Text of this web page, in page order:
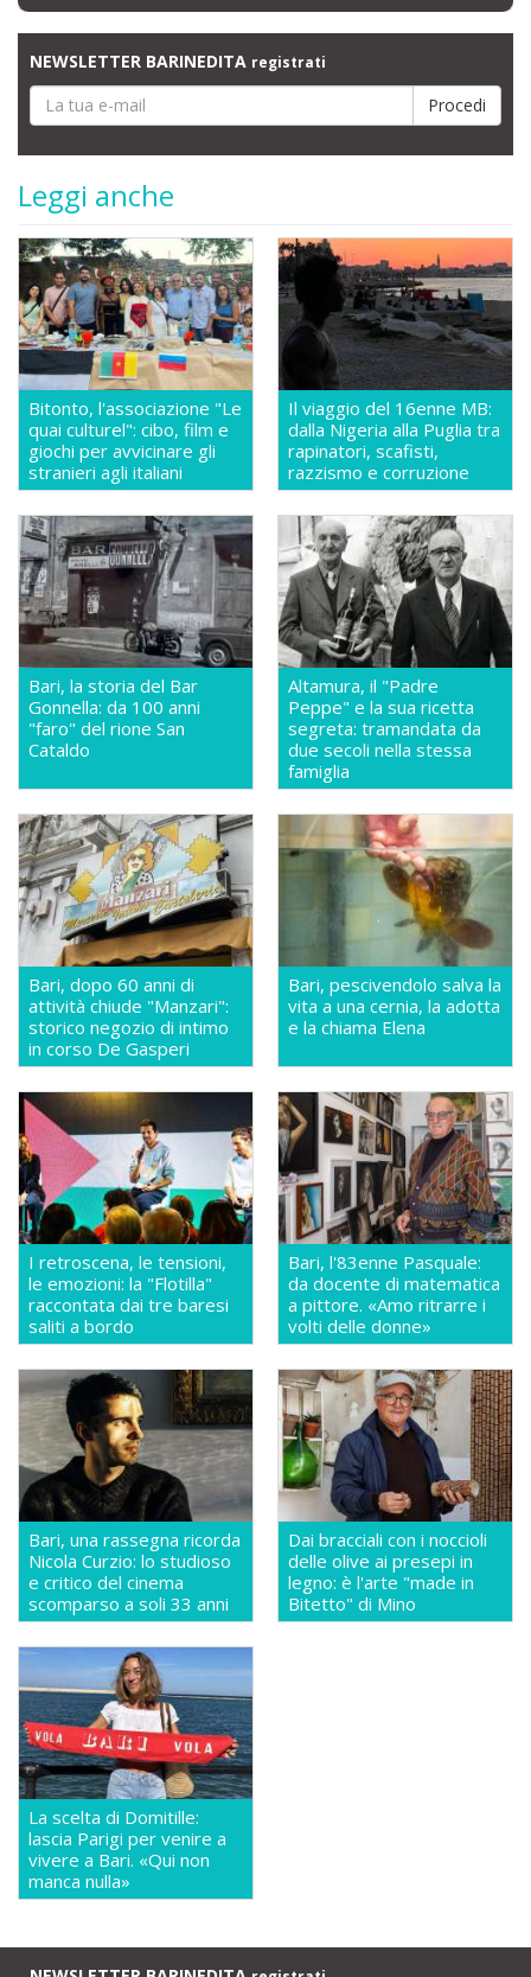
NEWSLETTER BARINEDITA registrati
Leggi anche
Bitonto, l'associazione "Le
quai culturel": cibo, film e
giochi per avvicinare gli
stranieri agli italiani
Il viaggio del 16enne MB:
dalla Nigeria alla Puglia tra
rapinatori, scafisti,
razzismo e corruzione
Bari, la storia del Bar
Gonnella: da 100 anni
"faro" del rione San
Cataldo
Altamura, il "Padre
Peppe" e la sua ricetta
segreta: tramandata da
due secoli nella stessa
famiglia
Bari, dopo 60 anni di
attività chiude "Manzari":
storico negozio di intimo
in corso De Gasperi
Bari, pescivendolo salva la
vita a una cernia, la adotta
e la chiama Elena
I retroscena, le tensioni,
le emozioni: la "Flotilla"
raccontata dai tre baresi
saliti a bordo
Bari, l'83enne Pasquale:
da docente di matematica
a pittore. «Amo ritrarre i
volti delle donne»
Bari, una rassegna ricorda
Nicola Curzio: lo studioso
e critico del cinema
scomparso a soli 33 anni
Dai bracciali con i noccioli
delle olive ai presepi in
legno: è l'arte "made in
Bitetto" di Mino
La scelta di Domitille:
lascia Parigi per venire a
vivere a Bari. «Qui non
manca nulla»